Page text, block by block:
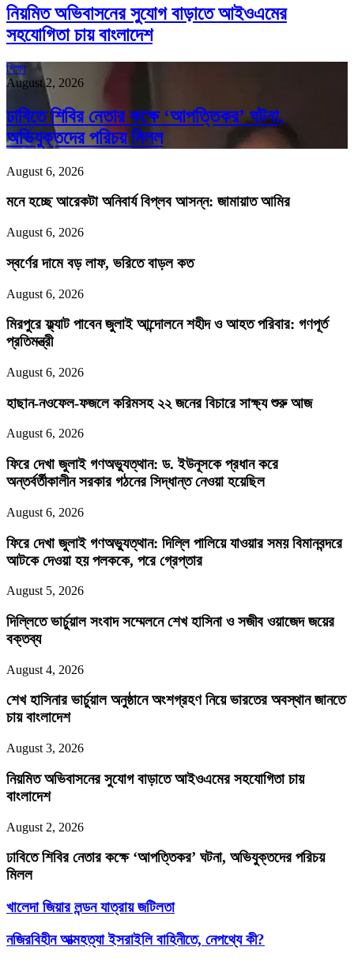
নিয়মিত অভিবাসনের সুযোগ বাড়াতে আইওএমের
সহযোগিতা চায় বাংলাদেশ
শিক্ষা
August 2, 2026
ঢাবিতে শিবির নেতার কক্ষে ‘আপত্তিকর’ ঘটনা,
অভিযুক্তদের পরিচয় মিলল
August 6, 2026
মনে হচ্ছে আরেকটা অনিবার্য বিপ্লব আসন্ন: জামায়াত আমির
August 6, 2026
স্বর্ণের দামে বড় লাফ, ভরিতে বাড়ল কত
August 6, 2026
মিরপুরে ফ্ল্যাট পাবেন জুলাই আন্দোলনে শহীদ ও আহত পরিবার: গণপূর্ত
প্রতিমন্ত্রী
August 6, 2026
হাছান-নওফেল-ফজলে করিমসহ ২২ জনের বিচারে সাক্ষ্য শুরু আজ
August 6, 2026
ফিরে দেখা জুলাই গণঅভ্যুত্থান: ড. ইউনূসকে প্রধান করে
অন্তর্বর্তীকালীন সরকার গঠনের সিদ্ধান্ত নেওয়া হয়েছিল
August 6, 2026
ফিরে দেখা জুলাই গণঅভ্যুত্থান: দিল্লি পালিয়ে যাওয়ার সময় বিমানবন্দরে
আটকে দেওয়া হয় পলককে, পরে গ্রেপ্তার
August 5, 2026
দিল্লিতে ভার্চুয়াল সংবাদ সম্মেলনে শেখ হাসিনা ও সজীব ওয়াজেদ জয়ের
বক্তব্য
August 4, 2026
শেখ হাসিনার ভার্চুয়াল অনুষ্ঠানে অংশগ্রহণ নিয়ে ভারতের অবস্থান জানতে
চায় বাংলাদেশ
August 3, 2026
নিয়মিত অভিবাসনের সুযোগ বাড়াতে আইওএমের সহযোগিতা চায়
বাংলাদেশ
August 2, 2026
ঢাবিতে শিবির নেতার কক্ষে ‘আপত্তিকর’ ঘটনা, অভিযুক্তদের পরিচয়
মিলল
খালেদা
লন্ডন
যাত্রায়
খালেদা জিয়ার লন্ডন যাত্রায় জটিলতা
নজিরবিহীন
নজিরবিহীন আত্মহত্যা ইসরাইলি বাহিনীতে, নেপথ্যে কী?